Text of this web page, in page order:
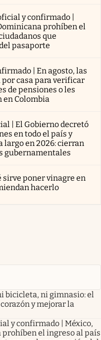
y confirmado |
prohíben el
que
pasaporte
| En agosto, las
casa para verificar
de pensiones o les
en Colombia
| El Gobierno decretó
en todo el país y
largo en 2026: cierran
gubernamentales
sirve poner vinagre en
hacerlo
bicicleta, ni gimnasio: el
y mejorar la
y confirmado | México,
el ingreso al país